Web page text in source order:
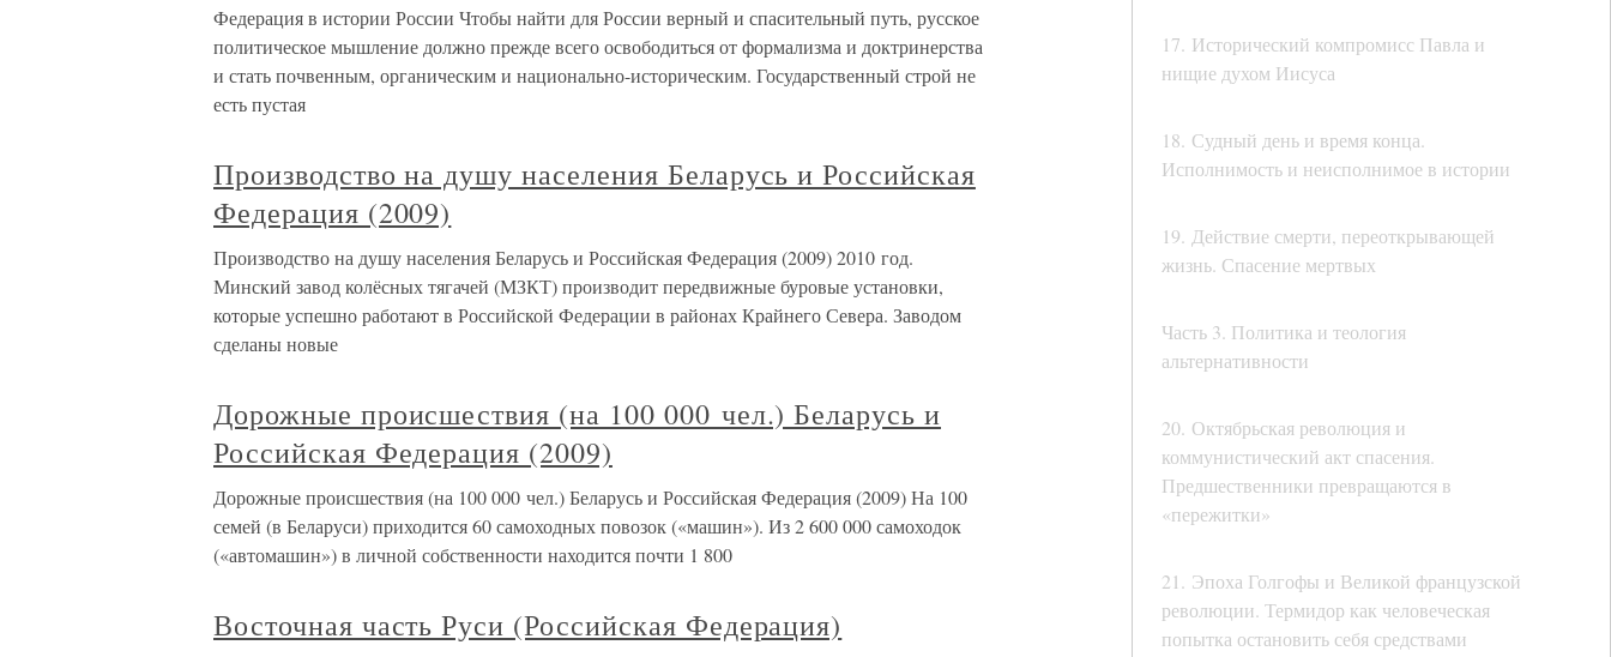
17. Исторический компромисс Павла и
нищие духом Иисуса
18. Судный день и время конца.
Исполнимость и неисполнимое в истории
19. Действие смерти, переоткрывающей
жизнь. Спасение мертвых
Часть 3. Политика и теология
альтернативности
20. Октябрьская революция и
коммунистический акт спасения.
Предшественники превращаются в
«пережитки»
21. Эпоха Голгофы и Великой французской
революции. Термидор как человеческая
попытка остановить себя средствами
Федерация в истории России Чтобы найти для России верный и спасительный путь, русское
политическое мышление должно прежде всего освободиться от формализма и доктринерства
и стать почвенным, органическим и национально-историческим. Государственный строй не
есть пустая
Производство на душу населения Беларусь и Российская
Федерация (2009)
Производство на душу населения Беларусь и Российская Федерация (2009) 2010 год.
Минский завод колёсных тягачей (МЗКТ) производит передвижные буровые установки,
которые успешно работают в Российской Федерации в районах Крайнего Севера. Заводом
сделаны новые
Дорожные происшествия (на 100 000 чел.) Беларусь и
Российская Федерация (2009)
Дорожные происшествия (на 100 000 чел.) Беларусь и Российская Федерация (2009) На 100
семей (в Беларуси) приходится 60 самоходных повозок («машин»). Из 2 600 000 самоходок
(«автомашин») в личной собственности находится почти 1 800
Восточная часть Руси (Российская Федерация)